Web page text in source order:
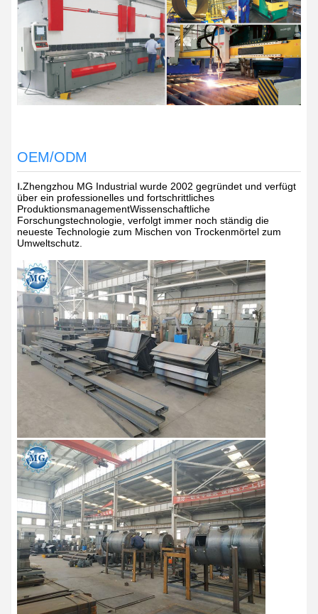
OEM/ODM
Ⅰ.Zhengzhou MG Industrial wurde 2002 gegründet und verfügt
über ein professionelles und fortschrittliches
ProduktionsmanagementWissenschaftliche
Forschungstechnologie, verfolgt immer noch ständig die
neueste Technologie zum Mischen von Trockenmörtel zum
Umweltschutz.